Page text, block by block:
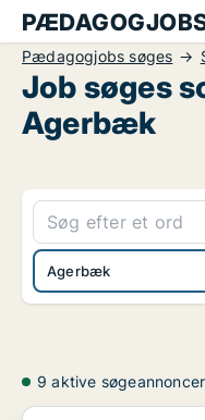
Pædagogjobs søges
Job søges
Agerbæk
Agerbæk
9 aktive